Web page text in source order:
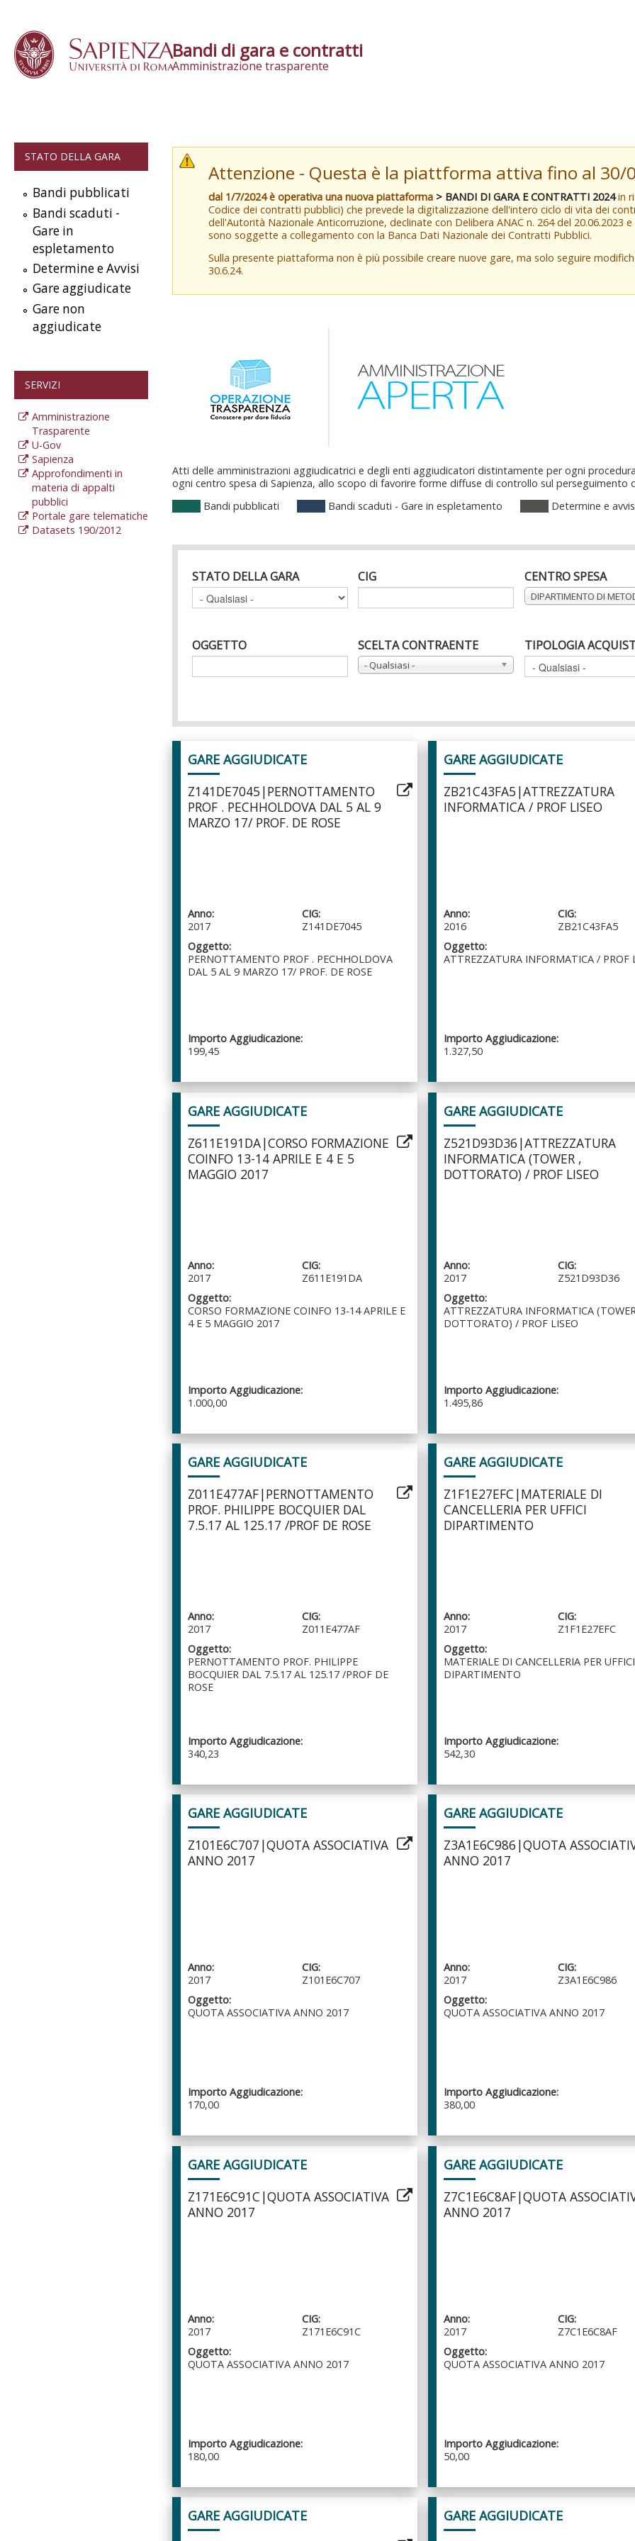
Bandi di gara e contratti
Amministrazione trasparente
STATO DELLA GARA
Bandi pubblicati
Bandi scaduti -
Gare in
espletamento
Determine e Avvisi
Gare aggiudicate
Gare non
aggiudicate
SERVIZI
Amministrazione
Trasparente
U-Gov
Sapienza
Approfondimenti in
materia di appalti
pubblici
Portale gare telematiche
Datasets 190/2012
Attenzione - Questa è la piattforma attiva fino al 30/
dal 1/7/2024 è operativa una nuova piattaforma > BANDI DI GARA E CONTRATTI 2024in
Codice dei contratti pubblici) che prevede la digitalizzazione dell'intero ciclo di vita dei
dell'Autorità Nazionale Anticorruzione, declinate con Delibera ANAC n. 264 del
sono soggette a collegamento con la Banca Dati Nazionale dei Contratti Pubblici.
Sulla presente piattaforma non è più possibile creare nuove gare, ma solo seguire
30.6.24.
Atti delle amministrazioni aggiudicatrici e degli enti aggiudicatori distintamente per ogni
ogni centro spesa di Sapienza, allo scopo di favorire forme diffuse di controllo sul perseguimento
Bandi pubblicati
Bandi scaduti - Gare in espletamento Determine e
STATO DELLA GARA CIG CENTRO SPESA
OGGETTO SCELTA CONTRAENTE
- Qualsiasi -
TIPOLOGIA
GARE AGGIUDICATE
Z141DE7045|PERNOTTAMENTO
PROF . PECHHOLDOVA DAL 5 AL 9
MARZO 17/ PROF. DE ROSE
Anno:
2017
CIG:
Z141DE7045
Oggetto:
PERNOTTAMENTO PROF . PECHHOLDOVA
DAL 5 AL 9 MARZO 17/ PROF. DE ROSE
Importo Aggiudicazione:
199,45
GARE AGGIUDICATE
ZB21C43FA5|ATTREZZATURA
INFORMATICA / PROF LISEO
Anno:
2016
CIG:
ZB21C43FA5
Oggetto:
ATTREZZATURA INFORMATICA / PROF
Importo Aggiudicazione:
1.327,50
GARE AGGIUDICATE
Z611E191DA|CORSO FORMAZIONE
COINFO 13-14 APRILE E 4 E 5
MAGGIO 2017
Anno:
2017
CIG:
Z611E191DA
Oggetto:
CORSO FORMAZIONE COINFO 13-14 APRILE E
4 E 5 MAGGIO 2017
Importo Aggiudicazione:
1.000,00
GARE AGGIUDICATE
Z521D93D36|ATTREZZATURA
INFORMATICA (TOWER ,
DOTTORATO) / PROF LISEO
Anno:
2017
CIG:
Z521D93D36
Oggetto:
ATTREZZATURA INFORMATICA
DOTTORATO) / PROF LISEO
Importo Aggiudicazione:
1.495,86
GARE AGGIUDICATE
Z011E477AF|PERNOTTAMENTO
PROF. PHILIPPE BOCQUIER DAL
7.5.17 AL 125.17 /PROF DE ROSE
Anno:
2017
CIG:
Z011E477AF
Oggetto:
PERNOTTAMENTO PROF. PHILIPPE
BOCQUIER DAL 7.5.17 AL 125.17 /PROF DE
ROSE
Importo Aggiudicazione:
340,23
GARE AGGIUDICATE
Z1F1E27EFC|MATERIALE DI
CANCELLERIA PER UFFICI
DIPARTIMENTO
Anno:
2017
CIG:
Z1F1E27EFC
Oggetto:
MATERIALE DI CANCELLERIA PER UFFICI
DIPARTIMENTO
Importo Aggiudicazione:
542,30
GARE AGGIUDICATE
Z101E6C707|QUOTA ASSOCIATIVA
ANNO 2017
Anno:
2017
CIG:
Z101E6C707
Oggetto:
QUOTA ASSOCIATIVA ANNO 2017
Importo Aggiudicazione:
170,00
GARE AGGIUDICATE
Z3A1E6C986|QUOTA
ANNO 2017
Anno:
2017
CIG:
Z3A1E6C986
Oggetto:
QUOTA ASSOCIATIVA ANNO 2017
Importo Aggiudicazione:
380,00
GARE AGGIUDICATE
Z171E6C91C|QUOTA ASSOCIATIVA
ANNO 2017
Anno:
2017
CIG:
Z171E6C91C
Oggetto:
QUOTA ASSOCIATIVA ANNO 2017
Importo Aggiudicazione:
180,00
GARE AGGIUDICATE
Z7C1E6C8AF|QUOTA
ANNO 2017
Anno:
2017
CIG:
Z7C1E6C8AF
Oggetto:
QUOTA ASSOCIATIVA ANNO 2017
Importo Aggiudicazione:
50,00
GARE AGGIUDICATE
GARE AGGIUDICATE
Pagine